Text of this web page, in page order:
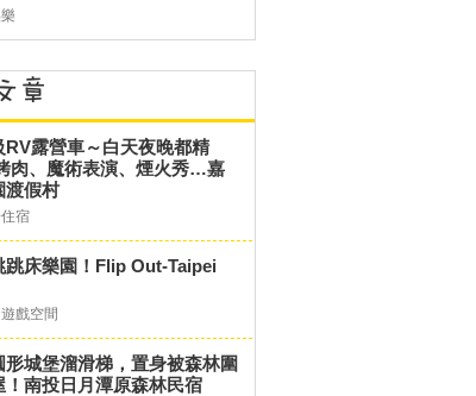
RV露營車～白天夜晚都精
肉、魔術表演、煙火秀…嘉
渡假村
宿
跳床樂園！Flip Out-Taipei
戲空間
形城堡溜滑梯，置身被森林圍
！南投日月潭原森林民宿